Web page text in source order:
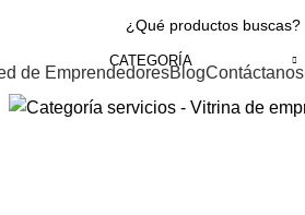
CATEGORÍA
de EmprendedoresBlogContáctanos